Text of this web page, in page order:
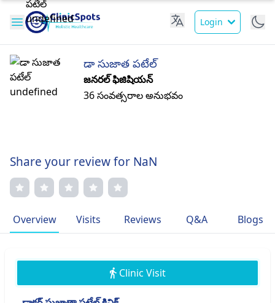
Login
డా సుజాత పటేల్
జనరల్ ఫిజిషియన్
36 సంవత్సరాల అనుభవం
Share your review for NaN
Overview Visits Reviews Q&A Blogs
Clinic Visit